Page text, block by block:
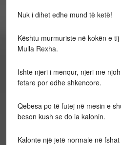
Nuk i dihet edhe mund të ketë!
Kështu murmuriste në kokën e
Mulla Rexha.
Ishte njeri i menqur, njeri me
fetare por edhe shkencore.
Qebesa po të futej në mesin e
beson kush se do ia kalonin.
Kalonte një jetë normale në